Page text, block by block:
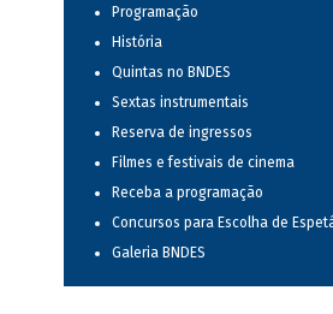
Programação
História
Quintas no BNDES
Sextas instrumentais
Reserva de ingressos
Filmes e festivais de cinema
Receba a programação
Concursos para Escolha de
Galeria BNDES